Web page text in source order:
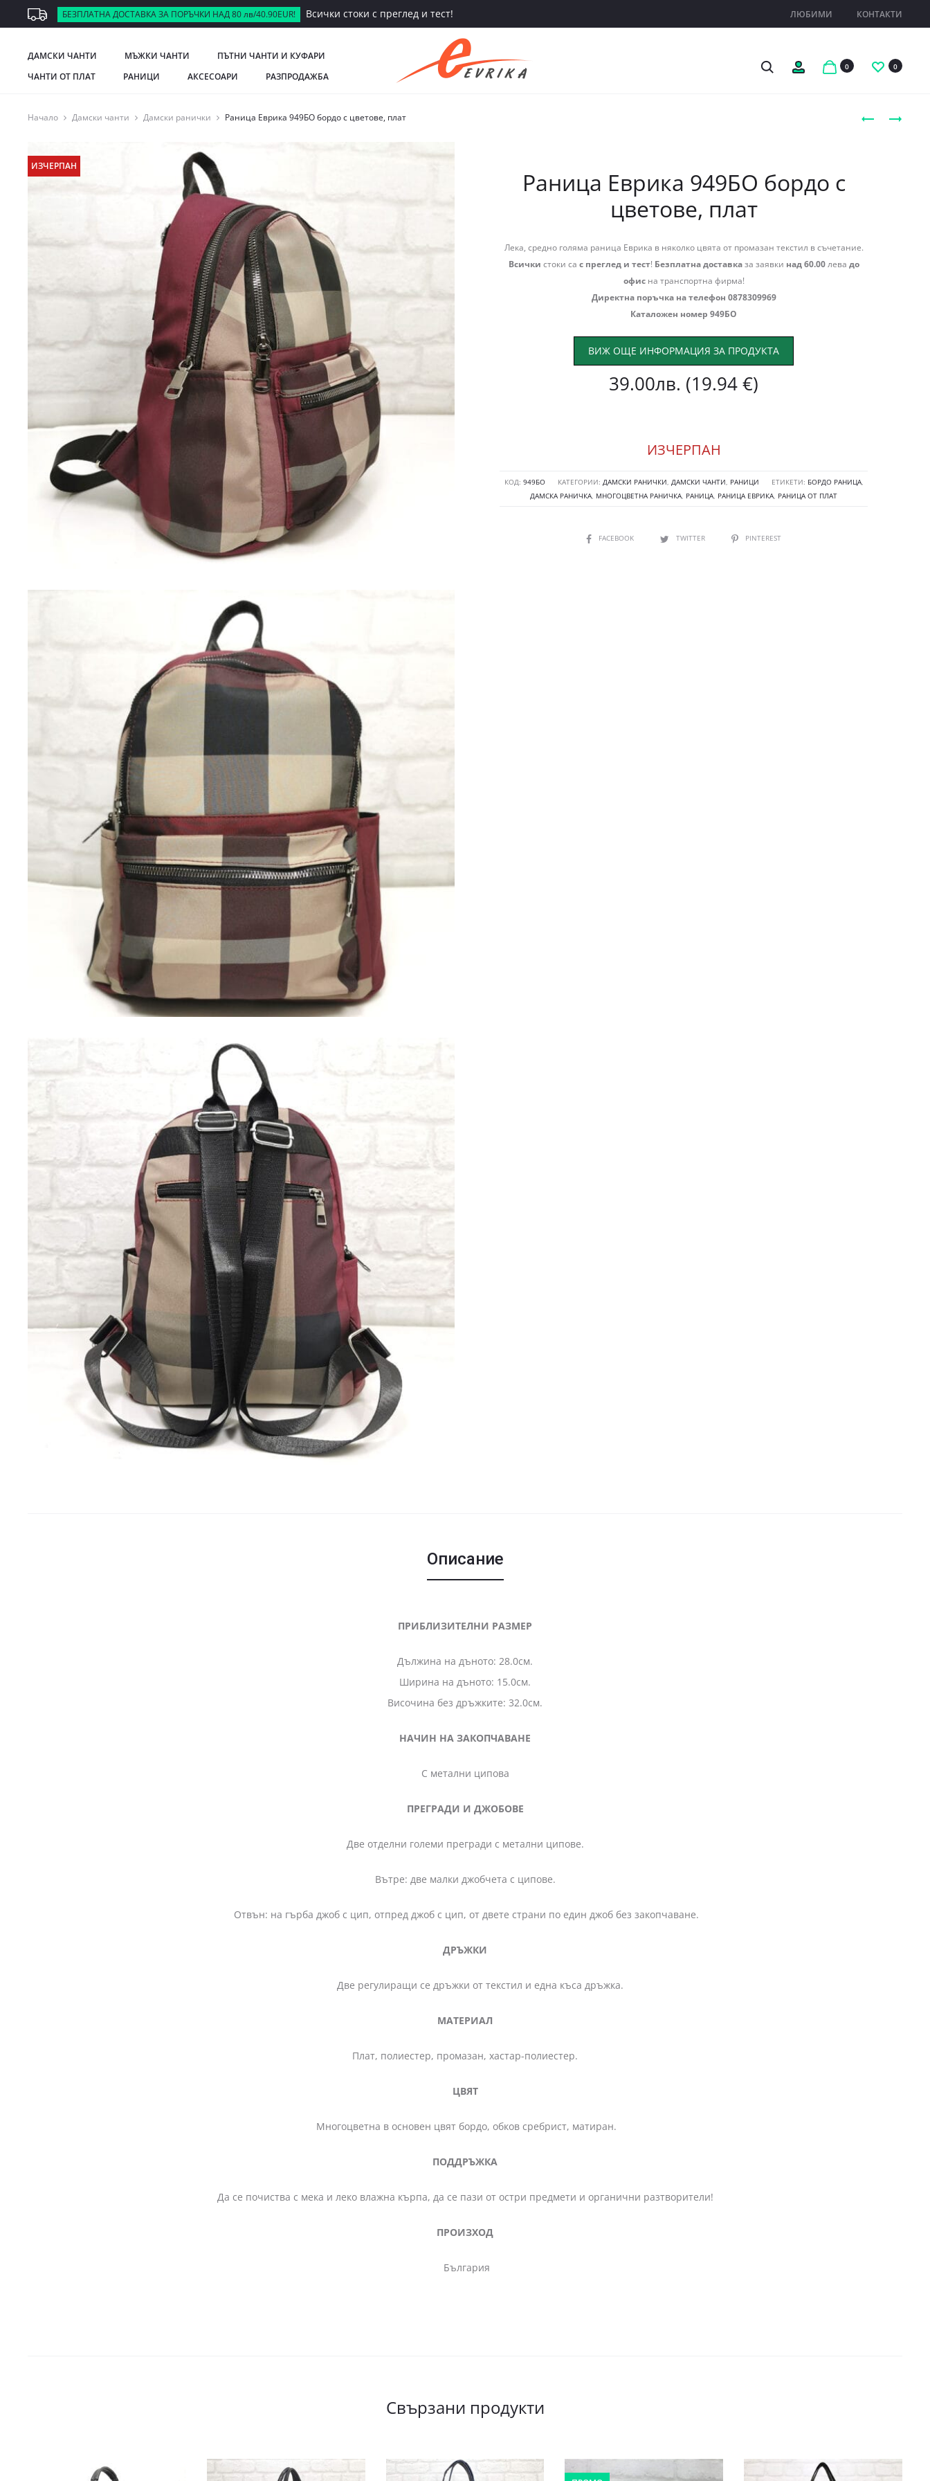
БЕЗПЛАТНА ДОСТАВКА ЗА ПОРЪЧКИ НАД 80 лв/40.90EUR! Всички стоки с преглед и тест! ЛЮБИМИ КОНТАКТИ
ДАМСКИ ЧАНТИ МЪЖКИ ЧАНТИ
ПЪТНИ ЧАНТИ И КУФАРИ
ЧАНТИ ОТ ПЛАТ
РАНИЦИ АКСЕСОАРИ РАЗПРОДАЖБА
Search Профил 0 0
РАНИЦА
РАНИЦА
Начало Дамски чанти Дамски ранички Раница Еврика 949БО бордо с цветове, плат
ИЗЧЕРПАН
Раница Еврика 949БО бордо с
цветове, плат
Лека, средно голяма раница Еврика в няколко цвята от промазан текстил в съчетание.
Всички стоки са с преглед и тест! Безплатна доставказа заявки над 60.00лева до
офисна транспортна фирма!
Директна поръчка на телефон 0878309969
Каталожен номер 949БО
ВИЖ ОЩЕ ИНФОРМАЦИЯ ЗА ПРОДУКТА
39.00лв. (19.94 €)
ИЗЧЕРПАН
КОД: 949БО КАТЕГОРИИ: ДАМСКИ РАНИЧКИ, ДАМСКИ ЧАНТИ, РАНИЦИ ЕТИКЕТИ: БОРДО РАНИЦА,
ДАМСКА РАНИЧКА, МНОГОЦВЕТНА РАНИЧКА, РАНИЦА, РАНИЦА ЕВРИКА, РАНИЦА ОТ ПЛАТ
SHAREFACEBOOK TWITTER PINTEREST
Описание
ПРИБЛИЗИТЕЛНИ РАЗМЕР
Дължина на дъното: 28.0см.
Ширина на дъното: 15.0см.
Височина без дръжките: 32.0см.
НАЧИН НА ЗАКОПЧАВАНЕ
С метални ципова
ПРЕГРАДИ И ДЖОБОВЕ
Две отделни големи прегради с метални ципове.
Вътре: две малки джобчета с ципове.
Отвън: на гърба джоб с цип, отпред джоб с цип, от двете страни по един джоб без закопчаване.
ДРЪЖКИ
Две регулиращи се дръжки от текстил и една къса дръжка.
МАТЕРИАЛ
Плат, полиестер, промазан, хастар-полиестер.
ЦВЯТ
Многоцветна в основен цвят бордо, обков сребрист, матиран.
ПОДДРЪЖКА
Да се почиства с мека и леко влажна кърпа, да се пази от остри предмети и органични разтворители!
ПРОИЗХОД
България
Свързани продукти